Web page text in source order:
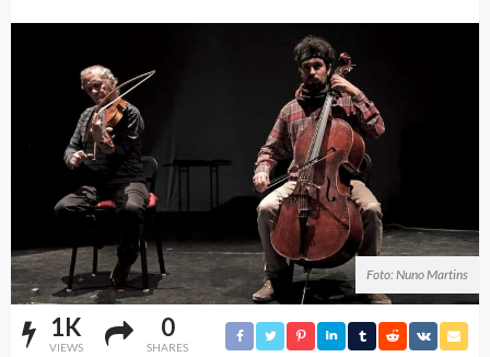
Foto: Nuno Martins
1K
VIEWS
0
SHARES